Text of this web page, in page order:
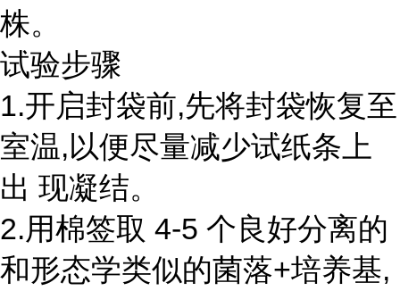
株。
试验步骤
1.开启封袋前,先将封袋恢复至
室温,以便尽量减少试纸条上
出 现凝结。
2.用棉签取 4-5 个良好分离的
和形态学类似的菌落+培养基,